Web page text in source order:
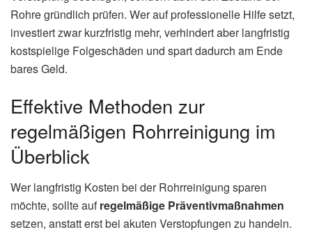
Rohre gründlich prüfen. Wer auf professionelle Hilfe setzt,
investiert zwar kurzfristig mehr, verhindert aber langfristig
kostspielige Folgeschäden und spart dadurch am Ende
bares Geld.
Effektive Methoden zur
regelmäßigen Rohrreinigung im
Überblick
Wer langfristig Kosten bei der Rohrreinigung sparen
möchte, sollte aufregelmäßige Präventivmaßnahmen
setzen, anstatt erst bei akuten Verstopfungen zu handeln.